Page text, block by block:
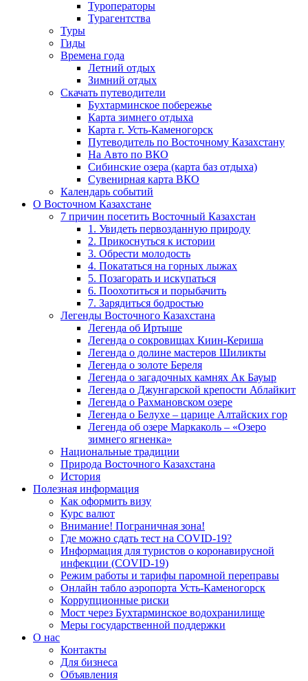
Туроператоры
Турагентства
Туры
Гиды
Времена года
Летний отдых
Зимний отдых
Скачать путеводители
Бухтарминское побережье
Карта зимнего отдыха
Карта г. Усть-Каменогорск
Путеводитель по Восточному Казахстану
На Авто по ВКО
Сибинские озера (карта баз отдыха)
Сувенирная карта ВКО
Календарь событий
О Восточном Казахстане
7 причин посетить Восточный Казахстан
1. Увидеть первозданную природу
2. Прикоснуться к истории
3. Обрести молодость
4. Покататься на горных лыжах
5. Позагорать и искупаться
6. Поохотиться и порыбачить
7. Зарядиться бодростью
Легенды Восточного Казахстана
Легенда об Иртыше
Легенда о сокровищах Киин-Кериша
Легенда о долине мастеров Шиликты
Легенда о золоте Береля
Легенда о загадочных камнях Ак Бауыр
Легенда о Джунгарской крепости Аблайкит
Легенда о Рахмановском озере
Легенда о Белухе – царице Алтайских гор
Легенда об озере Маркаколь – «Озеро
зимнего ягненка»
Национальные традиции
Природа Восточного Казахстана
История
Полезная информация
Как оформить визу
Курс валют
Внимание! Пограничная зона!
Где можно сдать тест на COVID-19?
Информация для туристов о коронавирусной
инфекции (COVID-19)
Режим работы и тарифы паромной переправы
Онлайн табло аэропорта Усть-Каменогорск
Коррупционные риски
Мост через Бухтарминское водохранилище
Меры государственной поддержки
О нас
Контакты
Для бизнеса
Объявления